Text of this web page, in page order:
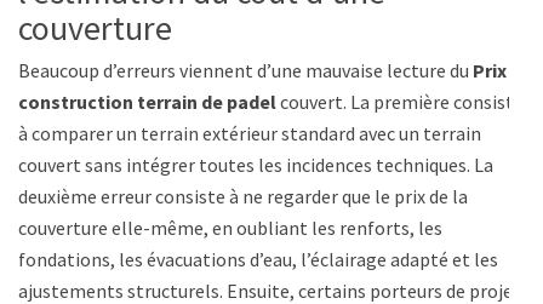
couverture
Beaucoup d’erreurs viennent d’une mauvaise lecture du Prix
construction terrain de padelcouvert. La première consiste
à comparer un terrain extérieur standard avec un terrain
couvert sans intégrer toutes les incidences techniques. La
deuxième erreur consiste à ne regarder que le prix de la
couverture elle-même, en oubliant les renforts, les
fondations, les évacuations d’eau, l’éclairage adapté et les
ajustements structurels. Ensuite, certains porteurs de projet